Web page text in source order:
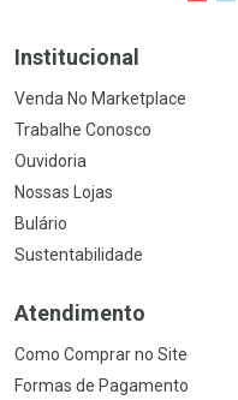
Institucional
Venda No Marketplace
Trabalhe Conosco
Ouvidoria
Nossas Lojas
Bulário
Sustentabilidade
Atendimento
Como Comprar no Site
Formas de Pagamento